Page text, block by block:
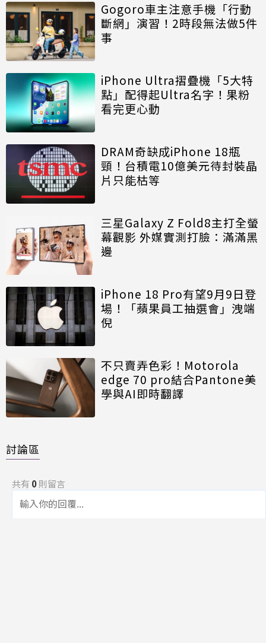
Gogoro車主注意手機「行動
斷網」演習！2時段無法做5件
事
iPhone Ultra摺疊機「5大特
點」配得起Ultra名字！果粉
看完更心動
DRAM奇缺成iPhone 18瓶
頸！台積電10億美元待封裝晶
片只能枯等
三星Galaxy Z Fold8主打全螢
幕觀影 外媒實測打臉：滿滿黑
邊
iPhone 18 Pro有望9月9日登
場！「蘋果員工抽選會」洩端
倪
不只賣弄色彩！Motorola
edge 70 pro結合Pantone美
學與AI即時翻譯
討論區
共有 0則留言